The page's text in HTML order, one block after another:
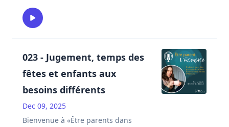
023 - Jugement, temps des
fêtes et enfants aux
besoins différents
Dec 09, 2025
Bienvenue à «Être parents dans